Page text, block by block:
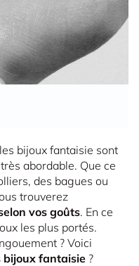
bijoux fantaisie sont
abordable. Que ce
des bagues ou
trouverez
vos goûts. En ce
les plus portés.
? Voici
bijoux fantaisie ?